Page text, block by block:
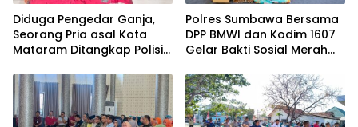
Diduga Pengedar Ganja,
Seorang Pria asal Kota
Mataram Ditangkap Polisi
Polres Sumbawa Bersama
DPP BMWI dan Kodim 1607
Gelar Bakti Sosial Merah
Hidayatullah